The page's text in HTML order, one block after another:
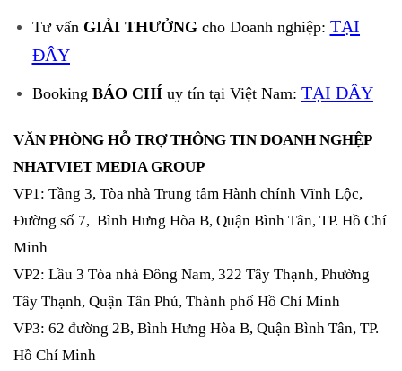
Tư vấn GIẢI THƯỞNGcho Doanh nghiệp: TẠI
ĐÂY
Booking BÁO CHÍuy tín tại Việt Nam: TẠI ĐÂY
VĂN PHÒNG HỖ TRỢ THÔNG TIN DOANH NGHỆP
NHATVIET MEDIA GROUP
VP1: Tầng 3, Tòa nhà Trung tâm Hành chính Vĩnh Lộc,
Đường số 7, Bình Hưng Hòa B, Quận Bình Tân, TP. Hồ Chí
Minh
VP2: Lầu 3 Tòa nhà Đông Nam, 322 Tây Thạnh, Phường
Tây Thạnh, Quận Tân Phú, Thành phố Hồ Chí Minh
VP3: 62 đường 2B, Bình Hưng Hòa B, Quận Bình Tân, TP.
Hồ Chí Minh